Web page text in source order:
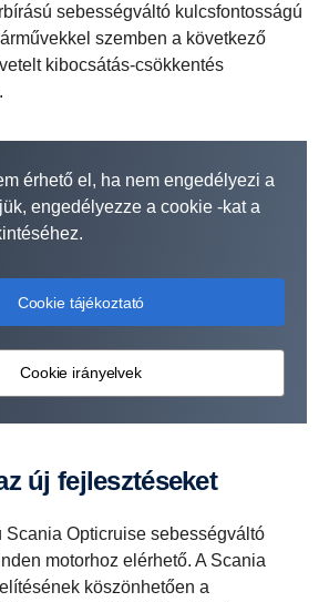
sebességváltó kulcsfontosságú
szemben a következő
kibocsátás-csökkentés
érhető el, ha nem engedélyezi a
engedélyezze a cookie -kat a
Cookie tájékoztató
Cookie irányelvek
új fejlesztéseket
Scania Opticruise sebességváltó
motorhoz elérhető. A Scania
köszönhetően a